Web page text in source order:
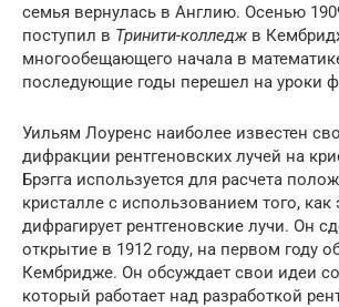
семья вернулась в Англию. Осенью
поступил в Тринити-колледж в
многообещающего начала в
последующие годы перешел на уроки
Уильям Лоуренс наиболее известен
дифракции рентгеновских лучей на
Брэгга используется для расчета
кристалле с использованием того, как
дифрагирует рентгеновские лучи. Он
открытие в 1912 году, на первом году
Кембридже. Он обсуждает свои идеи
который работает над разработкой